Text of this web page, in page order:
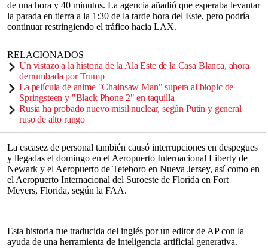
de una hora y 40 minutos. La agencia añadió que esperaba levantar
la parada en tierra a la 1:30 de la tarde hora del Este, pero podría
continuar restringiendo el tráfico hacia LAX.
RELACIONADOS
Un vistazo a la historia de la Ala Este de la Casa Blanca, ahora
derrumbada por Trump
La película de anime "Chainsaw Man" supera al biopic de
Springsteen y "Black Phone 2" en taquilla
Rusia ha probado nuevo misil nuclear, según Putin y general
ruso de alto rango
La escasez de personal también causó interrupciones en despegues
y llegadas el domingo en el Aeropuerto Internacional Liberty de
Newark y el Aeropuerto de Teteboro en Nueva Jersey, así como en
el Aeropuerto Internacional del Suroeste de Florida en Fort
Meyers, Florida, según la FAA.
Esta historia fue traducida del inglés por un editor de AP con la
ayuda de una herramienta de inteligencia artificial generativa.